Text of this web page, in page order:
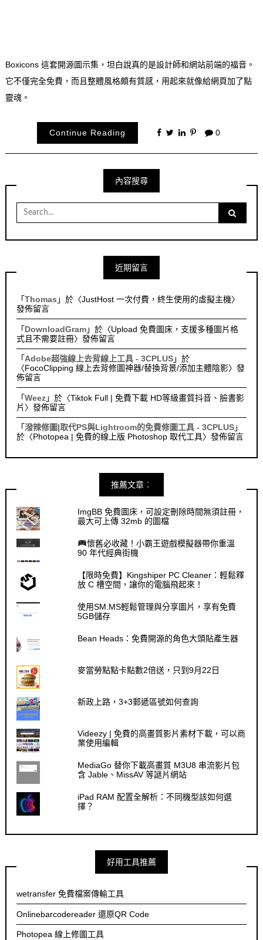
Boxicons 這套開源圖示集，坦白說真的是設計師和網站前端的福音。
它不僅完全免費，而且整體風格頗有質感，用起來就像給網頁加了點
靈魂。
Continue Reading 0
內容搜尋
Search
for:
近期留言
「Thomas 」於〈JustHost 一次付費，終生使用的虛擬主機〉
發佈留言
「 DownloadGram」於〈Upload 免費圖床，支援多種圖片格
式且不需要註冊〉發佈留言
「Adobe超強線上去背線上工具 - 3CPLUS」於
〈FocoClipping 線上去背修圖神器/替換背景/添加主體陰影〉發
佈留言
「Weez」於〈Tiktok Full | 免費下載 HD等級畫質抖音、臉書影
片 〉發佈留言
「潑辣修圖|取代PS與Lightroom的免費修圖工具 - 3CPLUS」
於〈Photopea | 免費的線上版 Photoshop 取代工具〉發佈留言
推薦文章︰
ImgBB 免費圖床，可設定刪除時間無須註冊，
最大可上傳 32mb 的圖檔
懷舊必收藏！小霸王遊戲模擬器帶你重溫
90 年代經典街機
【限時免費】Kingshiper PC Cleaner：輕鬆釋
放 C 槽空間，讓你的電腦飛起來！
使用SM.MS輕鬆管理與分享圖片，享有免費
5GB儲存
Bean Heads：免費開源的角色大頭貼產生器
麥當勞點點卡點數2倍送，只到9月22日
新政上路，3+3郵遞區號如何查詢
Videezy | 免費的高畫質影片素材下載，可以商
業使用編輯
MediaGo 替你下載高畫質 M3U8 串流影片包
含 Jable、MissAV 等謎片網站
iPad RAM 配置全解析：不同機型該如何選
擇？
好用工具推薦
wetransfer 免費檔案傳輸工具
Onlinebarcodereader 還原QR Code
Photopea 線上修圖工具